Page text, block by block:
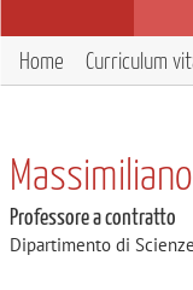
Home Curriculum
Professore a contratto
Dipartimento di